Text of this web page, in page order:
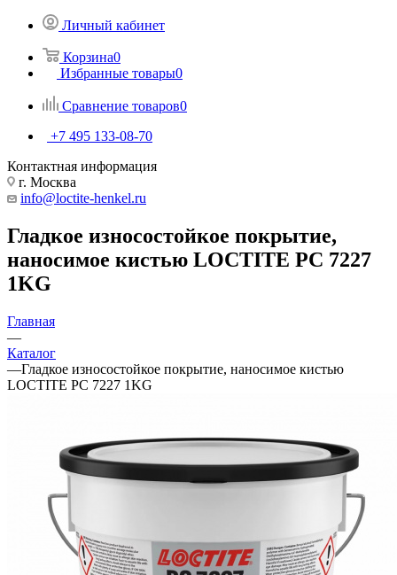
Личный кабинет
Корзина0
Избранные товары0
Сравнение товаров0
+7 495 133-08-70
Контактная информация
г. Москва
info@loctite-henkel.ru
Гладкое износостойкое покрытие,
наносимое кистью LOCTITE PC 7227
1KG
Главная
—
Каталог
—Гладкое износостойкое покрытие, наносимое кистью
LOCTITE PC 7227 1KG